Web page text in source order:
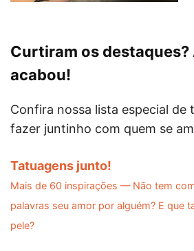
Curtiram os destaques?
acabou!
Confira nossa lista especial de
fazer juntinho com quem se
Tatuagens junto!
Mais de 60 inspirações — Não tem
palavras seu amor por alguém? E que
pele?